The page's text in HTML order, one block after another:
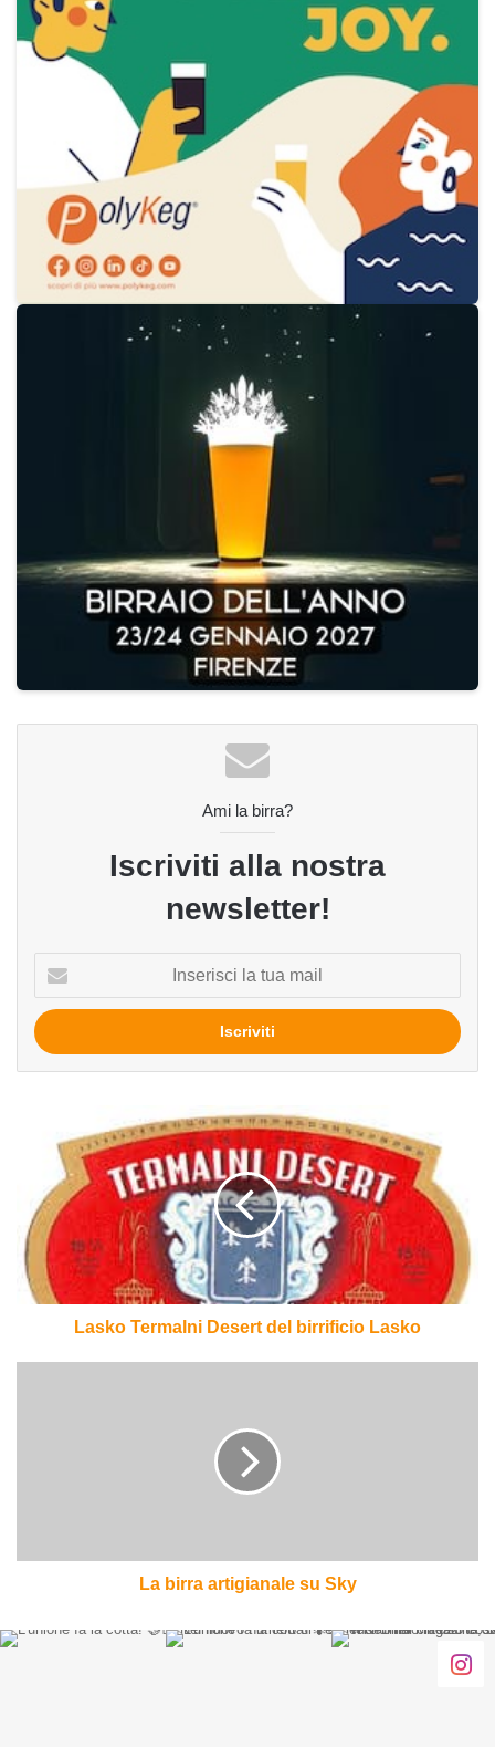
Ami la birra?
Iscriviti alla nostra
newsletter!
tua
mail
Termalni
birrificio
Lasko
Lasko Termalni Desert del birrificio Lasko
La birra artigianale su Sky